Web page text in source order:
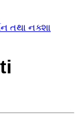
તથા નક્શા